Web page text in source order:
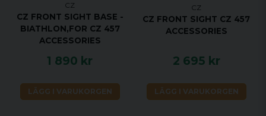
CZ
CZ FRONT SIGHT BASE -
BIATHLON,FOR CZ 457
ACCESSORIES
1 890 kr
LÄGG I VARUKORGEN
CZ
CZ FRONT SIGHT CZ 457
ACCESSORIES
2 695 kr
LÄGG I VARUKORGEN